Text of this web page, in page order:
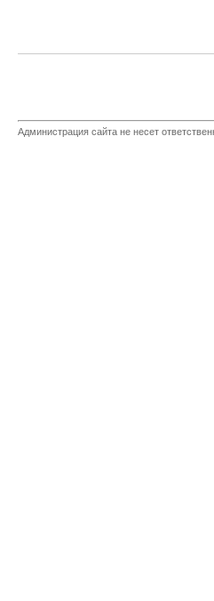
Администрация сайта не несет